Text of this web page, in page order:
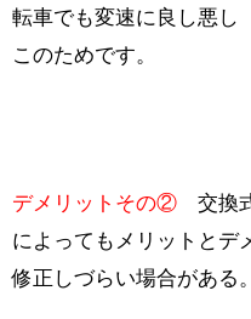
転車でも変速に良し悪し
このためです。
デメリットその② 交換
によってもメリットとデ
修正しづらい場合がある。